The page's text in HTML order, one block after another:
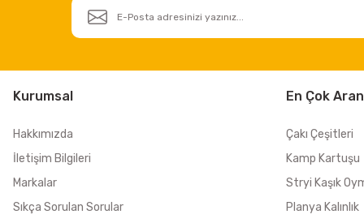
Kurumsal
Hakkımızda
İletişim Bilgileri
Markalar
Sıkça Sorulan Sorular
En Çok
Çakı Çeşitleri
Kamp Kartuşu
Stryi Kaşık
Planya Kalınlık